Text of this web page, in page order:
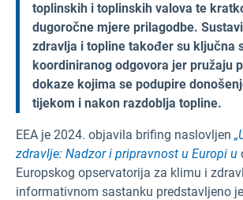
toplinskih i toplinskih valova te
dugoročne mjere prilagodbe.
zdravlja i topline također su ključna
koordiniranog odgovora jer pružaju
dokaze kojima se podupire
tijekom i nakon razdoblja topline.
EEA je 2024. objavila brifing naslovljen
zdravlje: Nadzor i pripravnost u Europi u
Europskog opservatorija za klimu i
informativnom sastanku predstavljeno